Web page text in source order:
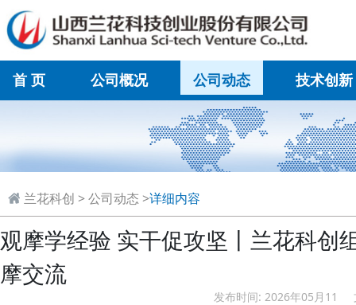
首 页 公司概况 公司动态
技术创新
兰花科创 >公司动态 >详细内容
观摩学经验 实干促攻坚丨兰花科创
摩交流
发布时间: 2026年05月11